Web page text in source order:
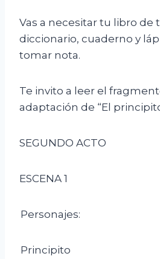
Vas a necesitar tu libro de
diccionario, cuaderno y
tomar nota.
Te invito a leer el
adaptación de “El
SEGUNDO ACTO
ESCENA 1
Personajes:
Principito